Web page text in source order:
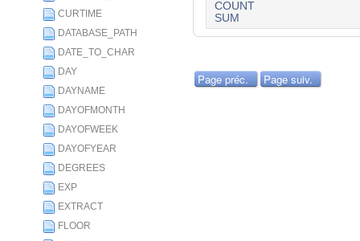
CURTIME
DATABASE_PATH
DATE_TO_CHAR
DAY
DAYNAME
DAYOFMONTH
DAYOFWEEK
DAYOFYEAR
DEGREES
EXP
EXTRACT
FLOOR
COUNT
SUM
Page préc. Page suiv.